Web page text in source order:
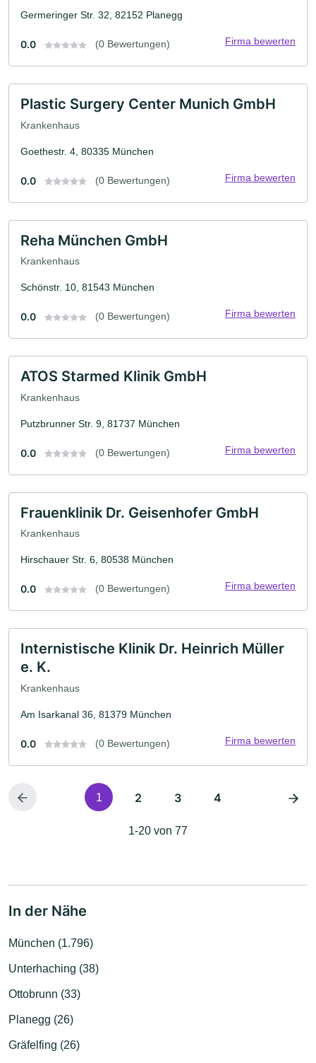
Germeringer Str. 32, 82152 Planegg
0.0 (0 Bewertungen) Firma bewerten
Plastic Surgery Center Munich GmbH
Krankenhaus
Goethestr. 4, 80335 München
0.0 (0 Bewertungen) Firma bewerten
Reha München GmbH
Krankenhaus
Schönstr. 10, 81543 München
0.0 (0 Bewertungen) Firma bewerten
ATOS Starmed Klinik GmbH
Krankenhaus
Putzbrunner Str. 9, 81737 München
0.0 (0 Bewertungen) Firma bewerten
Frauenklinik Dr. Geisenhofer GmbH
Krankenhaus
Hirschauer Str. 6, 80538 München
0.0 (0 Bewertungen) Firma bewerten
Internistische Klinik Dr. Heinrich Müller
e. K.
Krankenhaus
Am Isarkanal 36, 81379 München
0.0 (0 Bewertungen) Firma bewerten
1 2 3 4
1-20 von 77
In der Nähe
München (1.796)
Unterhaching (38)
Ottobrunn (33)
Planegg (26)
Gräfelfing (26)